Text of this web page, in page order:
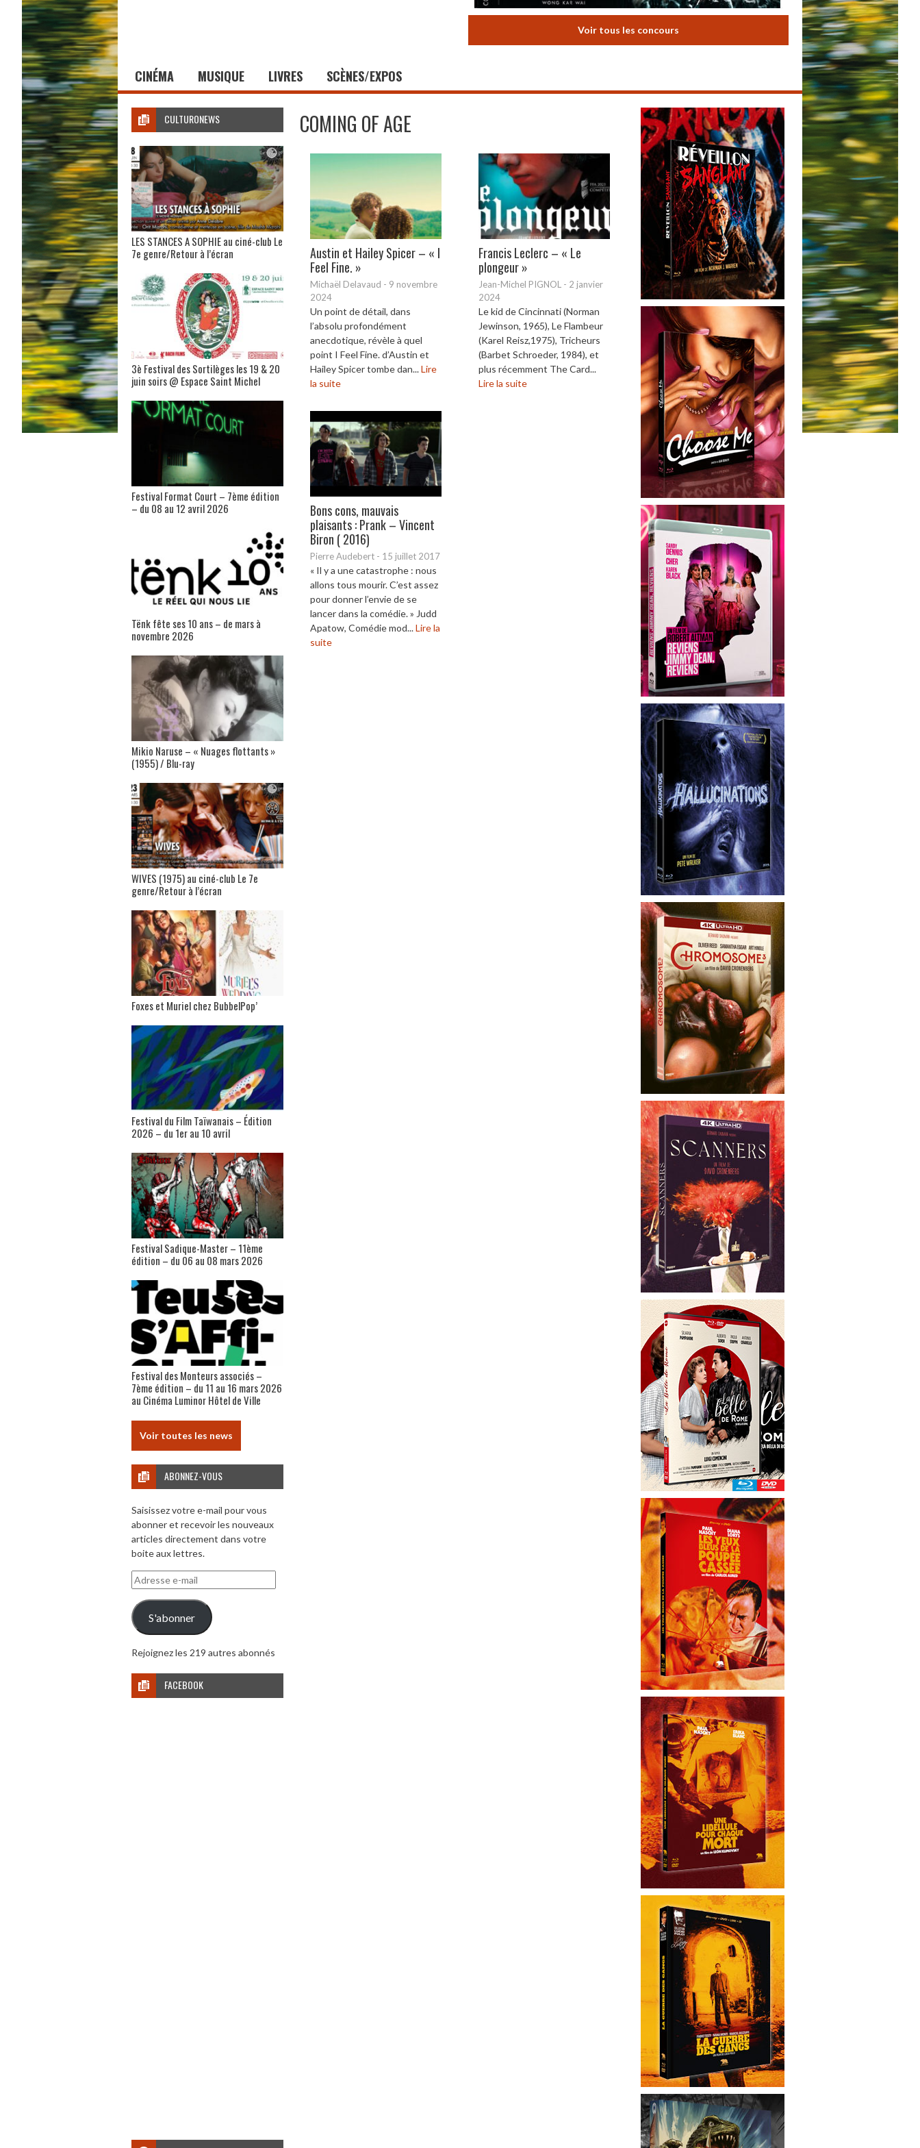
Voir tous les concours
CINÉMA MUSIQUE LIVRES SCÈNES/EXPOS
COMING OF AGE
Austin et Hailey Spicer – « I
Feel Fine. »
Michaël Delavaud - 9 novembre
2024
Un point de détail, dans
l’absolu profondément
anecdotique, révèle à quel
point I Feel Fine. d’Austin et
Hailey Spicer tombe dan...Lire
la suite
Francis Leclerc – « Le
plongeur »
Jean-Michel PIGNOL - 2 janvier
2024
Le kid de Cincinnati (Norman
Jewinson, 1965), Le Flambeur
(Karel Reisz,1975), Tricheurs
(Barbet Schroeder, 1984), et
plus récemment The Card...
Lire la suite
Bons cons, mauvais
plaisants : Prank – Vincent
Biron ( 2016)
Pierre Audebert - 15 juillet 2017
« Il y a une catastrophe : nous
allons tous mourir. C’est assez
pour donner l’envie de se
lancer dans la comédie. » Judd
Apatow, Comédie mod...Lire la
suite
CULTURONEWS
LES STANCES A SOPHIE au ciné-club Le
7e genre/Retour à l’écran
3è Festival des Sortilèges les 19 & 20
juin soirs @ Espace Saint Michel
Festival Format Court – 7ème édition
– du 08 au 12 avril 2026
Tënk fête ses 10 ans – de mars à
novembre 2026
Mikio Naruse – « Nuages flottants »
(1955) / Blu-ray
WIVES (1975) au ciné-club Le 7e
genre/Retour à l’écran
Foxes et Muriel chez BubbelPop’
Festival du Film Taïwanais – Édition
2026 – du 1er au 10 avril
Festival Sadique-Master – 11ème
édition – du 06 au 08 mars 2026
Festival des Monteurs associés –
7ème édition – du 11 au 16 mars 2026
au Cinéma Luminor Hôtel de Ville
Voir toutes les news
ABONNEZ-VOUS
Saisissez votre e-mail pour vous
abonner et recevoir les nouveaux
articles directement dans votre
boite aux lettres.
Adresse
e-
mail
S'abonner
Rejoignez les 219 autres abonnés
FACEBOOK